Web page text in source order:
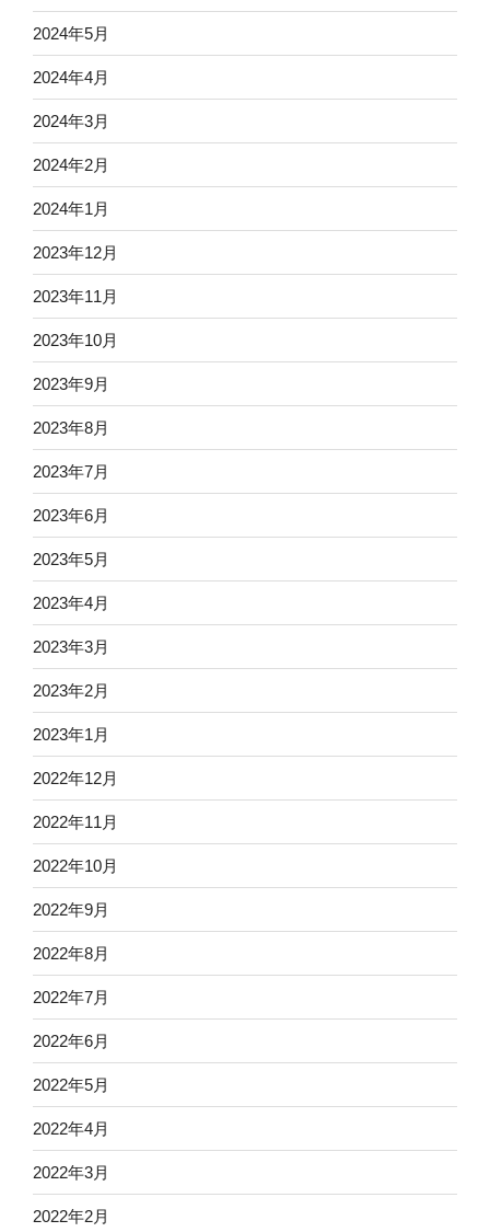
2024年5月
2024年4月
2024年3月
2024年2月
2024年1月
2023年12月
2023年11月
2023年10月
2023年9月
2023年8月
2023年7月
2023年6月
2023年5月
2023年4月
2023年3月
2023年2月
2023年1月
2022年12月
2022年11月
2022年10月
2022年9月
2022年8月
2022年7月
2022年6月
2022年5月
2022年4月
2022年3月
2022年2月